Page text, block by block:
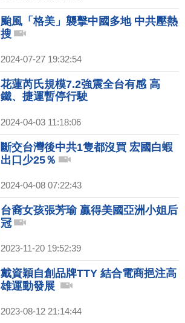
颱風「格美」襲擊中國多地 中共壓熱
搜
2024-07-27 19:32:54
花蓮芮氏規模7.2強震全台有感 高
鐵、捷運暫停行駛
2024-04-03 11:18:06
斷交台灣後中共1隻都沒買 宏國白蝦
出口少25％
2024-04-08 07:22:43
台裔女孩張芳瑜 贏得美國亞洲小姐后
冠
2023-11-20 19:52:39
戴資穎自創品牌TTY 結合電商挹注高
雄運動發展
2023-08-12 21:14:44